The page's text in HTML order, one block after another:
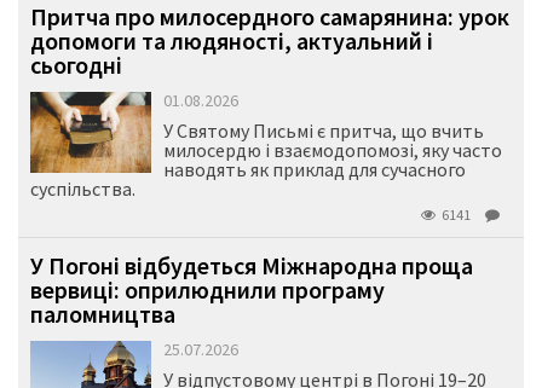
Притча про милосердного самарянина: урок
допомоги та людяності, актуальний і
сьогодні
01.08.2026
У Святому Письмі є притча, що вчить
милосердю і взаємодопомозі, яку часто
наводять як приклад для сучасного
суспільства.
6141
У Погоні відбудеться Міжнародна проща
вервиці: оприлюднили програму
паломництва
25.07.2026
У відпустовому центрі в Погоні 19–20